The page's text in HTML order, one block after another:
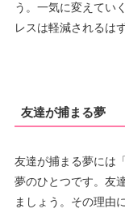
う。一気に変えてい
レスは軽減されるは
友達が捕まる夢
友達が捕まる夢には
夢のひとつです。友
ましょう。その理由